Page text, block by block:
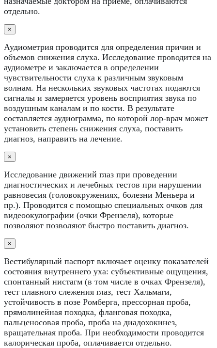
отдельно.
×
Аудиометрия проводится для определения причин и
объемов снижения слуха. Исследование проводится на
аудиометре и заключается в определении
чувствительности слуха к различным звуковым
волнам. На нескольких звуковых частотах подаются
сигналы и замеряется уровень восприятия звука по
воздушным каналам и по кости. В результате
составляется аудиограмма, по которой лор-врач может
установить степень снижения слуха, поставить
диагноз, направить на лечение.
×
Исследование движений глаз при проведении
диагностических и лечебных тестов при нарушении
равновесия (головокружениях, болезни Меньера и
пр.). Проводится с помощью специальных очков для
видеоокулографии (очки Френзеля), которые
позволяют позволяют быстро поставить диагноз.
×
Вестибулярный паспорт включает оценку показателей
состояния внутреннего уха: субъективные ощущения,
спонтанный нистагм (в том числе в очках Френзеля),
тест плавного слежения глаз, тест Хальмаги,
устойчивость в позе Ромберга, прессорная проба,
прямолинейная походка, фланговая походка,
пальценосовая проба, проба на диадохокинез,
вращательная проба. При необходимости проводится
калорическая проба, оплачивается отдельно.